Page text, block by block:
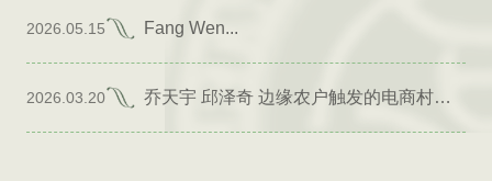
2026.05.15 Fang Wen...
2026.03.20 乔天宇 邱泽奇 边缘农户触发的电商村形成